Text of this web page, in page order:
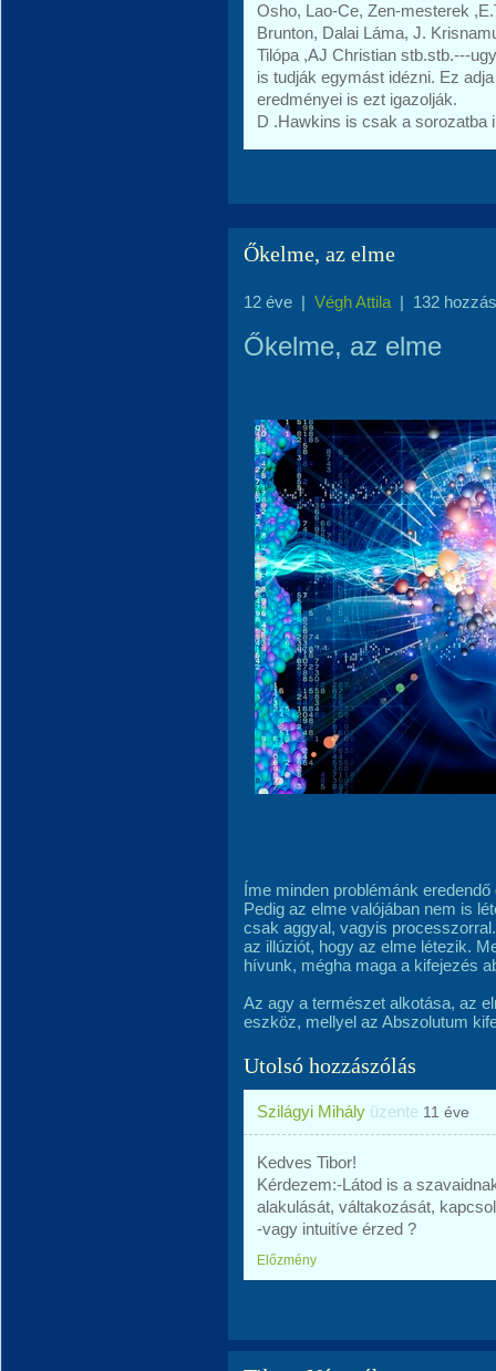
Osho, Lao-Ce, Zen-mesterek
Brunton, Dalai Láma, J.
Tilópa ,AJ Christian stb.stb.---
is tudják egymást idézni. Ez
eredményei is ezt igazolják.
D .Hawkins is csak a sorozatba
Őkelme, az elme
12 éve | Végh Attila | 132
Őkelme, az elme
Íme minden problémánk
Pedig az elme valójában nem is
csak aggyal, vagyis
az illúziót, hogy az elme létezik.
hívunk, mégha maga a kifejezés
Az agy a természet alkotása, az
eszköz, mellyel az Abszolutum
Utolsó hozzászólás
Szilágyi Mihály üzente 11 éve
Kedves Tibor!
Kérdezem:-Látod is a
alakulását, váltakozását,
-vagy intuitíve érzed ?
Előzmény